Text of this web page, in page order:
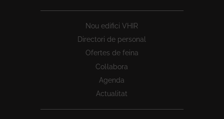
Nou edifici VHIR
Directori de personal
Ofertes de feina
Col·labora
Agenda
Actualitat